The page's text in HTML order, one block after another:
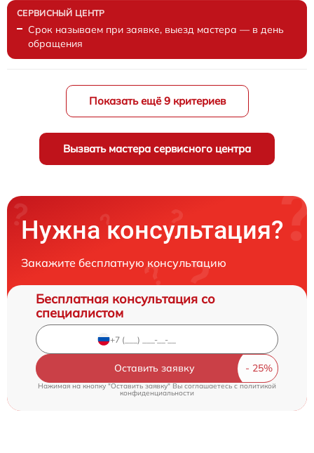
Срок называем при заявке, выезд мастера — в день
обращения
Показать ещё 9 критериев
Вызвать мастера сервисного центра
Нужна консультация?
Закажите бесплатную консультацию
Бесплатная консультация со
специалистом
Оставить заявку
Нажимая на кнопку "Оставить заявку" Вы соглашаетесь c политикой
конфиденциальности